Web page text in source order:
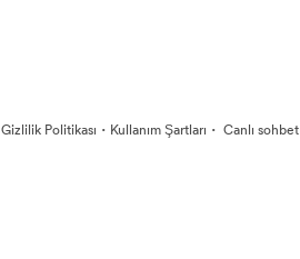
Gizlilik Politikası · Kullanım Şartları · Canlı sohbet